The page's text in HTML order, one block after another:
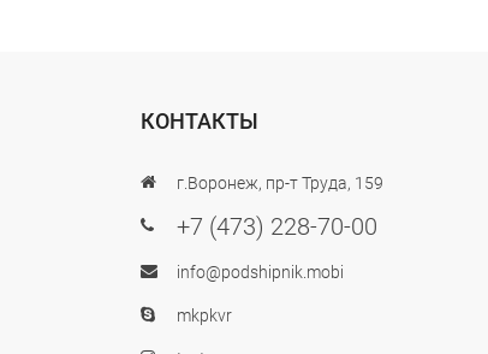
КОНТАКТЫ
г.Воронеж, пр-т Труда, 159
+7 (473) 228-70-00
info@podshipnik.mobi
mkpkvr